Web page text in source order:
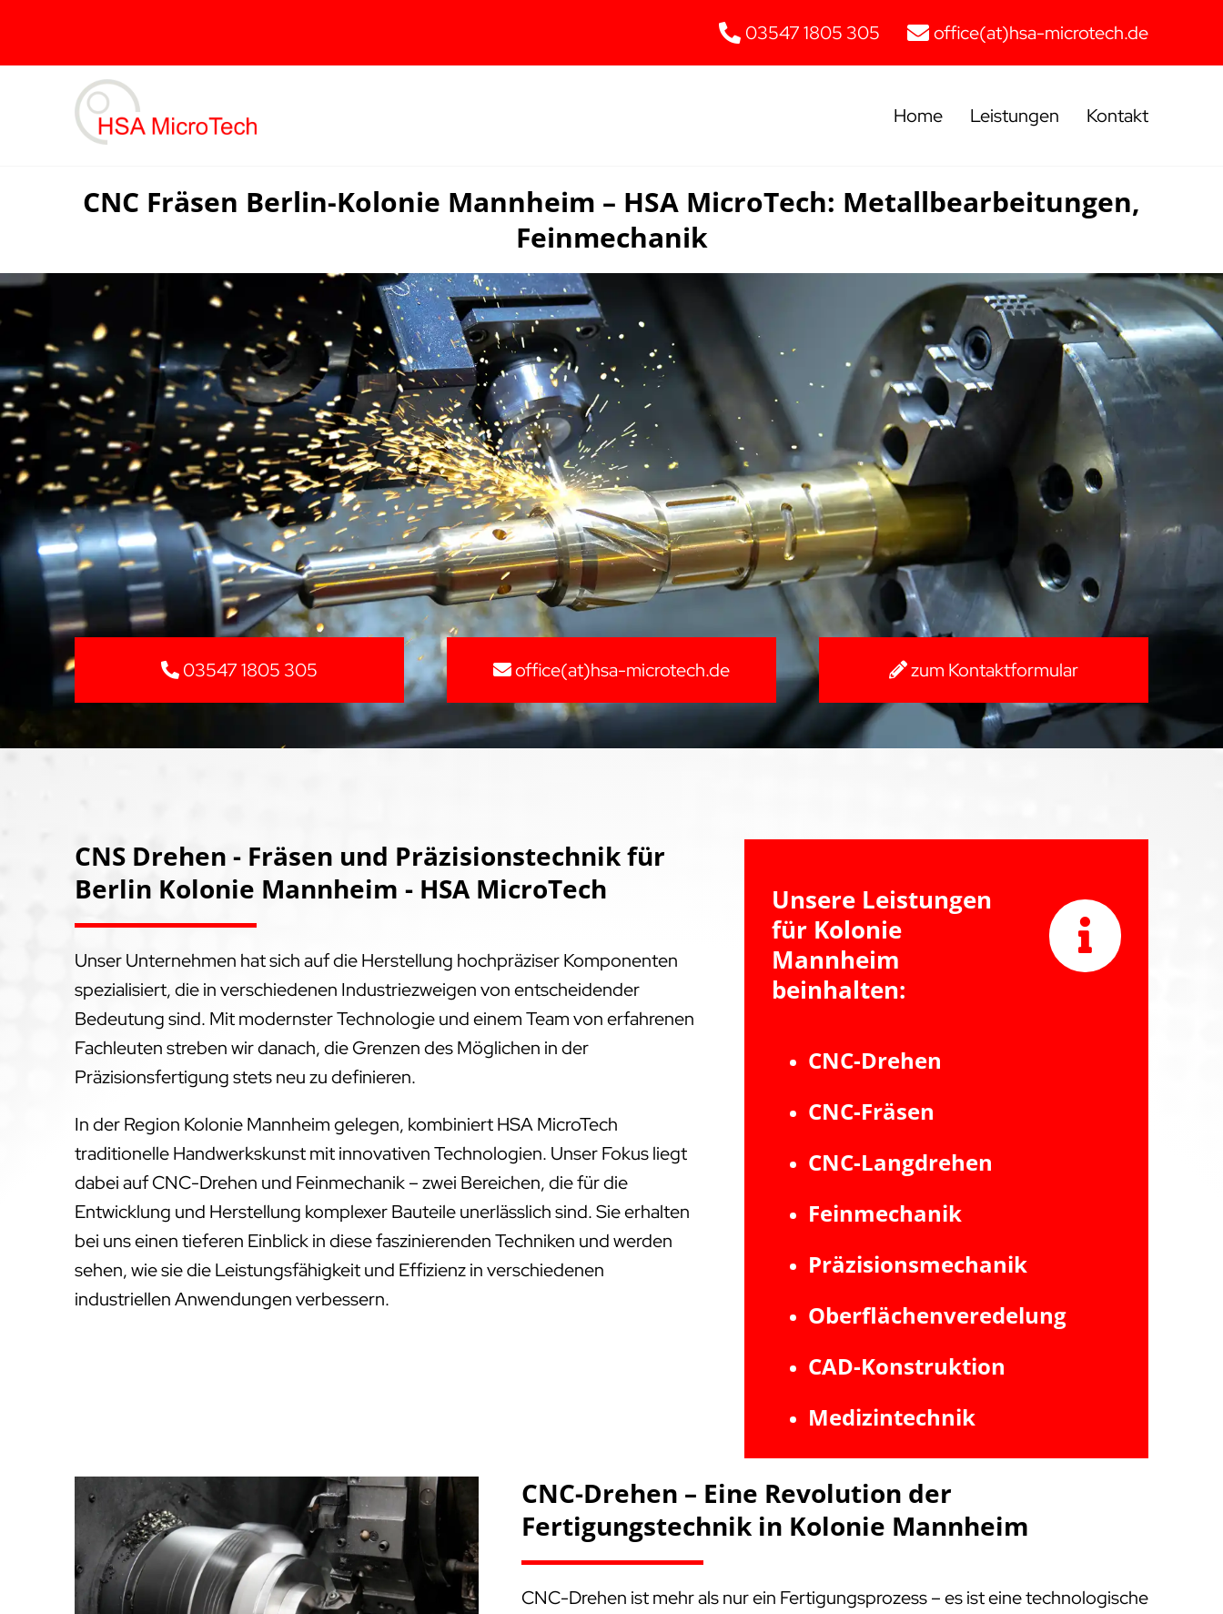
content
03547 1805 305 office(at)hsa-microtech.de
Home Leistungen Kontakt
CNC Fräsen Berlin-Kolonie Mannheim – HSA MicroTech: Metallbearbeitungen,
Feinmechanik
03547 1805 305 office(at)hsa-microtech.de zum Kontaktformular
CNS Drehen - Fräsen und Präzisionstechnik für
Berlin Kolonie Mannheim - HSA MicroTech
Unser Unternehmen hat sich auf die Herstellung hochpräziser Komponenten
spezialisiert, die in verschiedenen Industriezweigen von entscheidender
Bedeutung sind. Mit modernster Technologie und einem Team von erfahrenen
Fachleuten streben wir danach, die Grenzen des Möglichen in der
Präzisionsfertigung stets neu zu definieren.
In der Region Kolonie Mannheim gelegen, kombiniert HSA MicroTech
traditionelle Handwerkskunst mit innovativen Technologien. Unser Fokus liegt
dabei auf CNC-Drehen und Feinmechanik – zwei Bereichen, die für die
Entwicklung und Herstellung komplexer Bauteile unerlässlich sind. Sie erhalten
bei uns einen tieferen Einblick in diese faszinierenden Techniken und werden
sehen, wie sie die Leistungsfähigkeit und Effizienz in verschiedenen
industriellen Anwendungen verbessern.
Unsere Leistungen
für Kolonie
Mannheim
beinhalten:
CNC-Drehen
CNC-Fräsen
CNC-Langdrehen
Feinmechanik
Präzisionsmechanik
Oberflächenveredelung
CAD-Konstruktion
Medizintechnik
CNC-Drehen – Eine Revolution der
Fertigungstechnik in Kolonie Mannheim
CNC-Drehen ist mehr als nur ein Fertigungsprozess – es ist eine technologische